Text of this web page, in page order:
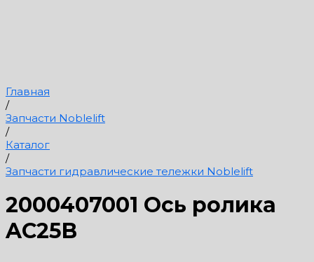
Главная
/
Запчасти Noblelift
/
Каталог
/
Запчасти гидравлические тележки Noblelift
2000407001 Ось ролика
AC25B